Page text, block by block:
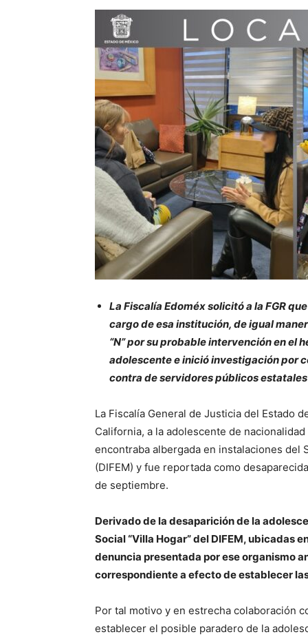
La Fiscalía Edoméx solicitó a la FGR
cargo de esa institución, de igual
“N” por su probable intervención en el
adolescente e inició investigación por
contra de servidores públicos
La Fiscalía General de Justicia del Estado
California, a la adolescente de
encontraba albergada en instalaciones del
(DIFEM) y fue reportada como
de septiembre.
Derivado de la desaparición de la
Social “Villa Hogar” del DIFEM, ubicadas
denuncia presentada por ese organismo
correspondiente a efecto de establecer
Por tal motivo y en estrecha colaboración
establecer el posible paradero de la